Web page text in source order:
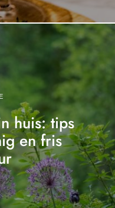
huis: tips
en fris